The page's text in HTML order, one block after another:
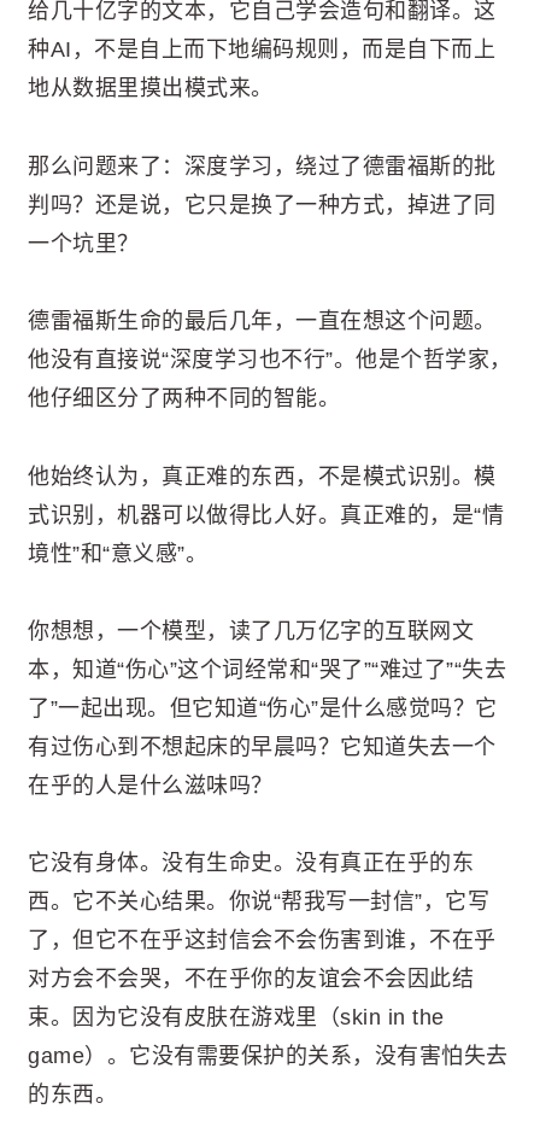
给几十亿字的文本，它自己学会造句和翻译。这
种AI，不是自上而下地编码规则，而是自下而上
地从数据里摸出模式来。
那么问题来了：深度学习，绕过了德雷福斯的批
判吗？还是说，它只是换了一种方式，掉进了同
一个坑里？
德雷福斯生命的最后几年，一直在想这个问题。
他没有直接说“深度学习也不行”。他是个哲学家，
他仔细区分了两种不同的智能。
他始终认为，真正难的东西，不是模式识别。模
式识别，机器可以做得比人好。真正难的，是“情
境性”和“意义感”。
你想想，一个模型，读了几万亿字的互联网文
本，知道“伤心”这个词经常和“哭了”“难过了”“失去
了”一起出现。但它知道“伤心”是什么感觉吗？它
有过伤心到不想起床的早晨吗？它知道失去一个
在乎的人是什么滋味吗？
它没有身体。没有生命史。没有真正在乎的东
西。它不关心结果。你说“帮我写一封信”，它写
了，但它不在乎这封信会不会伤害到谁，不在乎
对方会不会哭，不在乎你的友谊会不会因此结
束。因为它没有皮肤在游戏里（skin in the
game）。它没有需要保护的关系，没有害怕失去
的东西。